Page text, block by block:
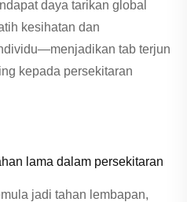
daya tarikan global
kesihatan dan
tab terjun
kepada persekitaran
lama dalam persekitaran
jadi tahan lembapan,